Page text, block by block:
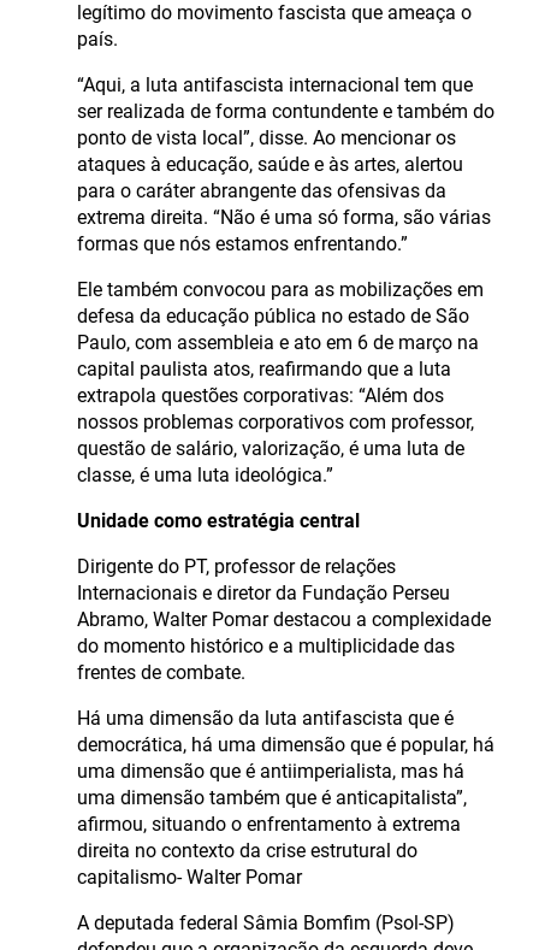
legítimo do movimento fascista que ameaça o
país.
“Aqui, a luta antifascista internacional tem que
ser realizada de forma contundente e também do
ponto de vista local”, disse. Ao mencionar os
ataques à educação, saúde e às artes, alertou
para o caráter abrangente das ofensivas da
extrema direita. “Não é uma só forma, são várias
formas que nós estamos enfrentando.”
Ele também convocou para as mobilizações em
defesa da educação pública no estado de São
Paulo, com assembleia e ato em 6 de março na
capital paulista atos, reafirmando que a luta
extrapola questões corporativas: “Além dos
nossos problemas corporativos com professor,
questão de salário, valorização, é uma luta de
classe, é uma luta ideológica.”
Unidade como estratégia central
Dirigente do PT, professor de relações
Internacionais e diretor da Fundação Perseu
Abramo, Walter Pomar destacou a complexidade
do momento histórico e a multiplicidade das
frentes de combate.
Há uma dimensão da luta antifascista que é
democrática, há uma dimensão que é popular, há
uma dimensão que é antiimperialista, mas há
uma dimensão também que é anticapitalista”,
afirmou, situando o enfrentamento à extrema
direita no contexto da crise estrutural do
capitalismo- Walter Pomar
A deputada federal Sâmia Bomfim (Psol-SP)